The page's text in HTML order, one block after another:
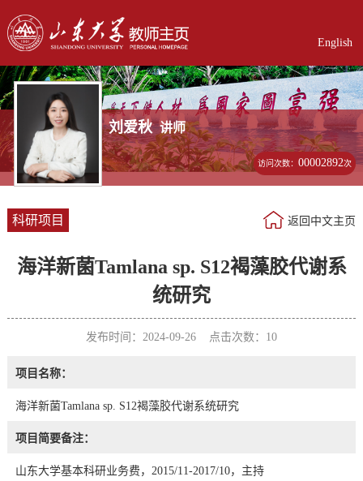
English
刘爱秋 讲师
访问次数：00002892次
科研项目 返回中文主页
海洋新菌Tamlana sp. S12褐藻胶代谢系
统研究
发布时间：2024-09-26 点击次数： 10
项目名称：
海洋新菌Tamlana sp. S12褐藻胶代谢系统研究
项目简要备注：
山东大学基本科研业务费，2015/11-2017/10，主持